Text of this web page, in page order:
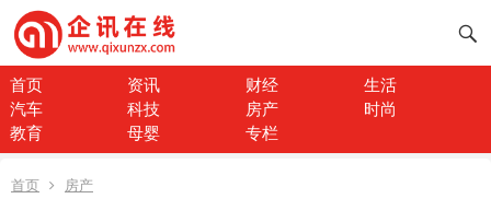
首页 资讯 财经
生活
汽车
科技 房产
时尚
教育
母婴 专栏
首页 房产